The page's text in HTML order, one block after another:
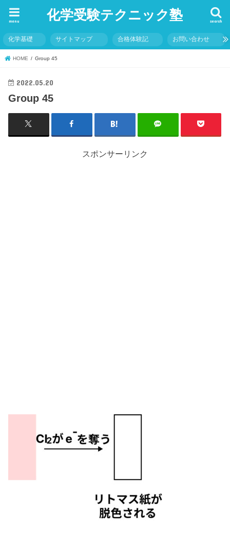
化学受験テクニック塾 search
menu
化学基礎 サイトマップ 合格体験記 お問い合わせ
HOME Group 45
2022.05.20
Group 45
スポンサーリンク